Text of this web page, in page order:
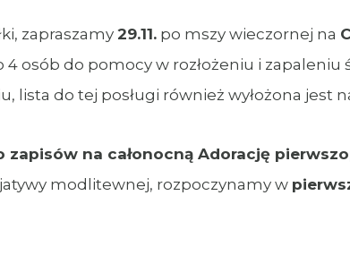
zapraszamy 29.11. po mszy wieczornej na
4 osób do pomocy w rozłożeniu i zapaleniu
lista do tej posługi również wyłożona jest
na całonocną Adorację
modlitewnej, rozpoczynamy w